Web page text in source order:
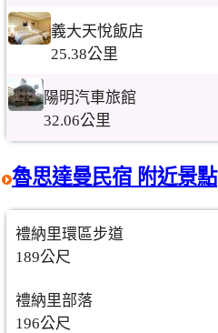
義大天悅飯店
25.38公里
陽明汽車旅館
32.06公里
魯思達曼民宿 附近景點
禮納里環區步道
189公尺
禮納里部落
196公尺